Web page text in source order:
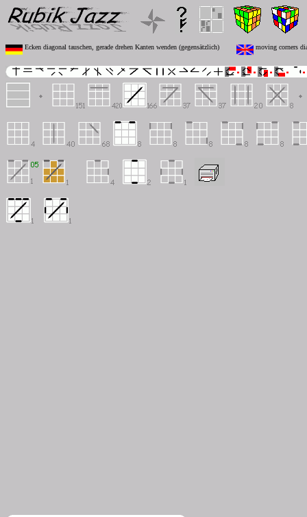
Ecken diagonal tauschen, gerade drehen Kanten wenden (gegensätzlich) moving corners